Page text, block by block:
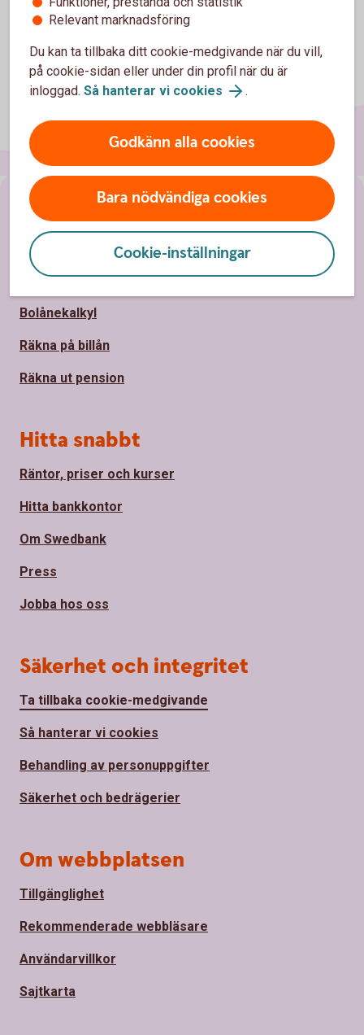
Relevant marknadsföring
Du kan ta tillbaka ditt cookie-medgivande när du vill,
på cookie-sidan eller under din profil när du är
inloggad. Så hanterar vi cookies .
Godkänn alla cookies
Bara nödvändiga cookies
Cookie-inställningar
Sidfot
Räkna
Ränta på ränta-kalkylator
Räkna på månadssparande
Bolånekalkyl
Räkna på billån
Räkna ut pension
Hitta snabbt
Räntor, priser och kurser
Hitta bankkontor
Om Swedbank
Press
Jobba hos oss
Säkerhet och integritet
Ta tillbaka cookie-medgivande
Så hanterar vi cookies
Behandling av personuppgifter
Säkerhet och bedrägerier
Om webbplatsen
Tillgänglighet
Rekommenderade webbläsare
Användarvillkor
Sajtkarta